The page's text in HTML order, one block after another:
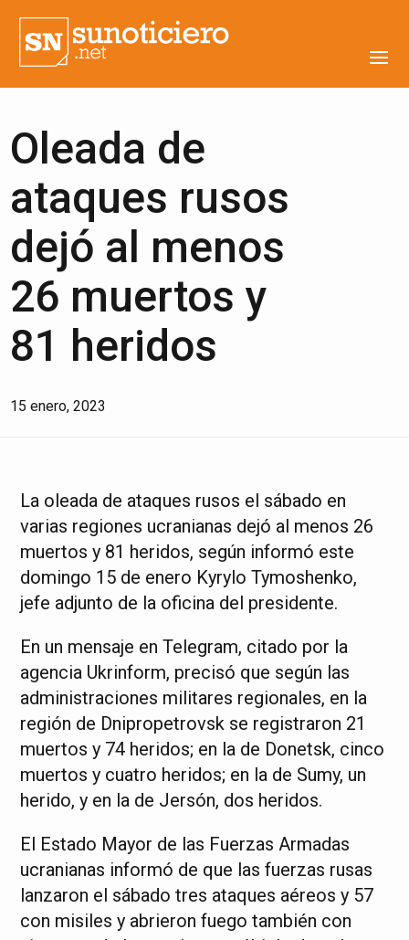
Oleada de
ataques rusos
dejó al menos
26 muertos y
81 heridos
15 enero, 2023
La oleada de ataques rusos el sábado en
varias regiones ucranianas dejó al menos 26
muertos y 81 heridos, según informó este
domingo 15 de enero Kyrylo Tymoshenko,
jefe adjunto de la oficina del presidente.
En un mensaje en Telegram, citado por la
agencia Ukrinform, precisó que según las
administraciones militares regionales, en la
región de Dnipropetrovsk se registraron 21
muertos y 74 heridos; en la de Donetsk, cinco
muertos y cuatro heridos; en la de Sumy, un
herido, y en la de Jersón, dos heridos.
El Estado Mayor de las Fuerzas Armadas
ucranianas informó de que las fuerzas rusas
lanzaron el sábado tres ataques aéreos y 57
con misiles y abrieron fuego también con